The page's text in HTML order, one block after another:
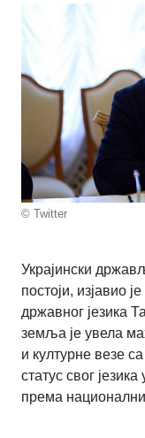
© Twitter
Украјински
постоји, изјавио
државног језика
земља је увела
и културне везе
статус свог
према